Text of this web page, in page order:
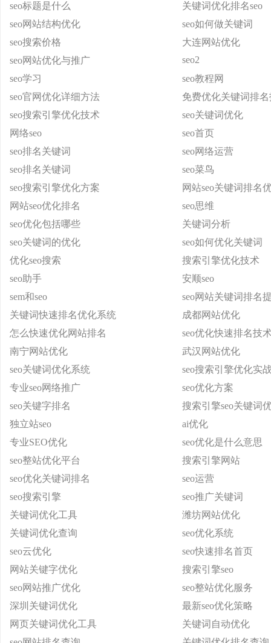
seo标题是什么
关键词优化排名seo
seo网站结构优化
seo如何做关键词
seo搜索价格
大连网站优化
seo网站优化与推广
seo2
seo学习
seo教程网
seo官网优化详细方法
免费优化关键词排
seo搜索引擎优化技术
seo关键词优化
网络seo
seo首页
seo排名关键词
seo网络运营
seo排名关键词
seo菜鸟
seo搜索引擎优化方案
网站seo关键词排名
网站seo优化排名
seo思维
seo优化包括哪些
关键词分析
seo关键词的优化
seo如何优化关键词
优化seo搜索
搜索引擎优化技术
seo助手
安顺seo
sem和seo
seo网站关键词排名
关键词快速排名优化系统
成都网站优化
怎么快速优化网站排名
seo优化快速排名技
南宁网站优化
武汉网站优化
seo关键词优化系统
seo搜索引擎优化实
专业seo网络推广
seo优化方案
seo关键字排名
搜索引擎seo关键词
独立站seo
ai优化
专业SEO优化
seo优化是什么意思
seo整站优化平台
搜索引擎网站
seo优化关键词排名
seo运营
seo搜索引擎
seo推广关键词
关键词优化工具
潍坊网站优化
关键词优化查询
seo优化系统
seo云优化
seo快速排名首页
网站关键字优化
搜索引擎seo
seo网站推广优化
seo整站优化服务
深圳关键词优化
最新seo优化策略
网页关键词优化工具
关键词自动优化